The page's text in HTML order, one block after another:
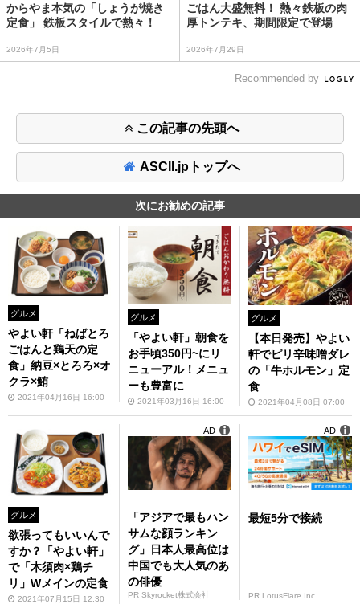
からやま本気の「しょうが焼き
定食」 鉄板スタイルで熱々！
2026年7月5日
ごはん大盛無料！ 熱々鉄板の肉
厚トンテキ、期間限定で登場
2026年7月29日
Recommended by
この記事の先頭へ
ASCII.jpトップへ
次にお勧めの記事
グルメ
やよい軒「ねばとろ
ごはんと鶏天の定
食」納豆×とろろ×オ
クラ×鮪
2021年04月16日 16:00
グルメ
「やよい軒」朝食を
お手頃350円~にリ
ニューアル！メニュ
ーも豊富に
2021年03月16日 16:00
グルメ
【本日発売】やよい
軒でピリ辛味噌ダレ
の「牛ホルモン」定
食
2021年04月08日 07:00
グルメ
欲張ってもいいんで
すか？「やよい軒」
で「木須肉×鶏チ
リ」Wメインの定食
2021年07月15日 12:30
「アジアで最もハン
サムな顔ランキン
グ」日本人最高位は
中国でも大人気のあ
の俳優
PR Skyrocket株式会社
AD
最短5分で接続
PR LotusFlare Inc
AD